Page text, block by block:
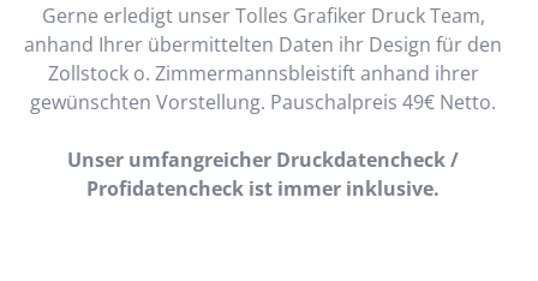
Gerne erledigt unser Tolles Grafiker Druck Team,
anhand Ihrer übermittelten Daten ihr Design für den
Zollstock o. Zimmermannsbleistift anhand ihrer
gewünschten Vorstellung. Pauschalpreis 49€ Netto.
Unser umfangreicher Druckdatencheck /
Profidatencheck ist immer inklusive.